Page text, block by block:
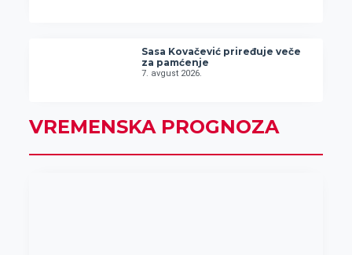
Sasa Kovačević priređuje veče
za pamćenje
7. avgust 2026.
VREMENSKA PROGNOZA